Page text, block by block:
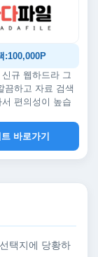
:100,000P
규 웹하드라 그
끔하고 자료 검색
편의성이 높습
바로가기
택지에 당황하